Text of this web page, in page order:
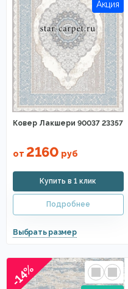
Ковер Лакшери 90037 23357
от 2160 руб
-14%